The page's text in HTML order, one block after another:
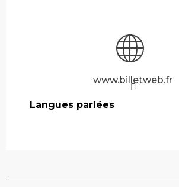
www.billetweb.fr
Langues parlées
Langues parlées